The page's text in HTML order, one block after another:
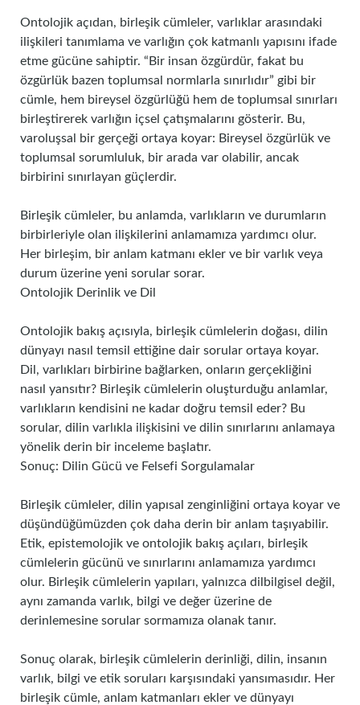
Ontolojik açıdan, birleşik cümleler, varlıklar arasındaki
ilişkileri tanımlama ve varlığın çok katmanlı yapısını ifade
etme gücüne sahiptir. “Bir insan özgürdür, fakat bu
özgürlük bazen toplumsal normlarla sınırlıdır” gibi bir
cümle, hem bireysel özgürlüğü hem de toplumsal sınırları
birleştirerek varlığın içsel çatışmalarını gösterir. Bu,
varoluşsal bir gerçeği ortaya koyar: Bireysel özgürlük ve
toplumsal sorumluluk, bir arada var olabilir, ancak
birbirini sınırlayan güçlerdir.
Birleşik cümleler, bu anlamda, varlıkların ve durumların
birbirleriyle olan ilişkilerini anlamamıza yardımcı olur.
Her birleşim, bir anlam katmanı ekler ve bir varlık veya
durum üzerine yeni sorular sorar.
Ontolojik Derinlik ve Dil
Ontolojik bakış açısıyla, birleşik cümlelerin doğası, dilin
dünyayı nasıl temsil ettiğine dair sorular ortaya koyar.
Dil, varlıkları birbirine bağlarken, onların gerçekliğini
nasıl yansıtır? Birleşik cümlelerin oluşturduğu anlamlar,
varlıkların kendisini ne kadar doğru temsil eder? Bu
sorular, dilin varlıkla ilişkisini ve dilin sınırlarını anlamaya
yönelik derin bir inceleme başlatır.
Sonuç: Dilin Gücü ve Felsefi Sorgulamalar
Birleşik cümleler, dilin yapısal zenginliğini ortaya koyar ve
düşündüğümüzden çok daha derin bir anlam taşıyabilir.
Etik, epistemolojik ve ontolojik bakış açıları, birleşik
cümlelerin gücünü ve sınırlarını anlamamıza yardımcı
olur. Birleşik cümlelerin yapıları, yalnızca dilbilgisel değil,
aynı zamanda varlık, bilgi ve değer üzerine de
derinlemesine sorular sormamıza olanak tanır.
Sonuç olarak, birleşik cümlelerin derinliği, dilin, insanın
varlık, bilgi ve etik soruları karşısındaki yansımasıdır. Her
birleşik cümle, anlam katmanları ekler ve dünyayı